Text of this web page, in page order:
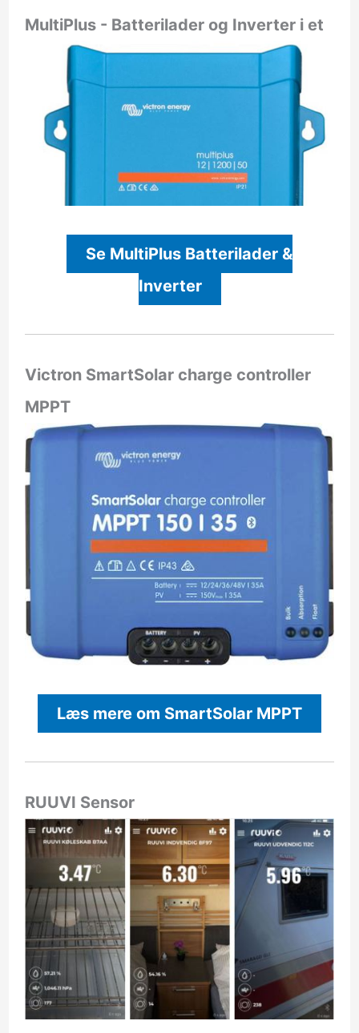
MultiPlus - Batterilader og Inverter i et
Se MultiPlus Batterilader &
Inverter
Victron SmartSolar charge controller
MPPT
Læs mere om SmartSolar MPPT
RUUVI Sensor